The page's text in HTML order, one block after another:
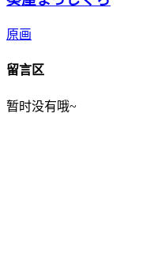
原画
留言区
暂时没有哦~